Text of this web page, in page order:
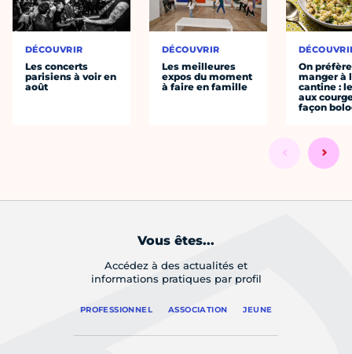
DÉCOUVRIR
Les concerts
parisiens à voir en
août
DÉCOUVRIR
Les meilleures
expos du moment
à faire en famille
On préfère
manger à
cantine :
aux
façon
Vous êtes...
Accédez à des actualités et
informations pratiques par profil
PROFESSIONNEL ASSOCIATION JEUNE